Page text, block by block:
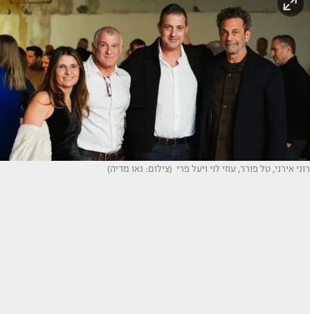
רוני אירני, טל פורר, עוזי לוי ויעל פרי (צילום: נאו מדיה)